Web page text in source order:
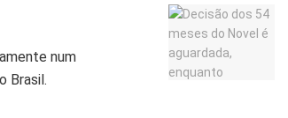
num
Brasil.